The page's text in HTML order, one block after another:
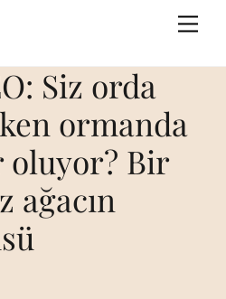
Siz orda
ormanda
oluyor? Bir
ağacın